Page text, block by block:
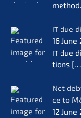
method.
IT due
16 June
IT due
tions
Net
ce to M
12 June